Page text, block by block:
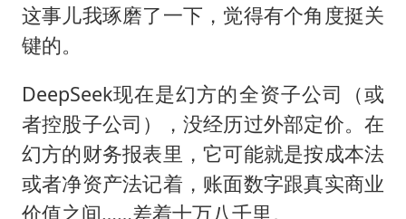
这事儿我琢磨了一下，觉得有个角度挺关
键的。
DeepSeek现在是幻方的全资子公司（或
者控股子公司），没经历过外部定价。在
幻方的财务报表里，它可能就是按成本法
或者净资产法记着，账面数字跟真实商业
价值之间……差着十万八千里。